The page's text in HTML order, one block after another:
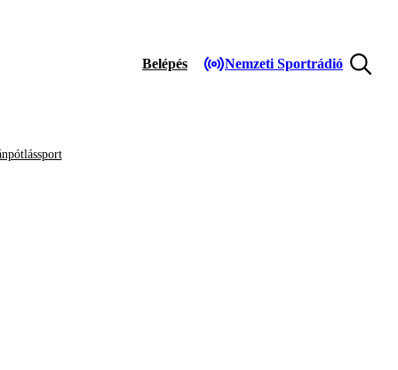
Belépés Nemzeti Sportrádió